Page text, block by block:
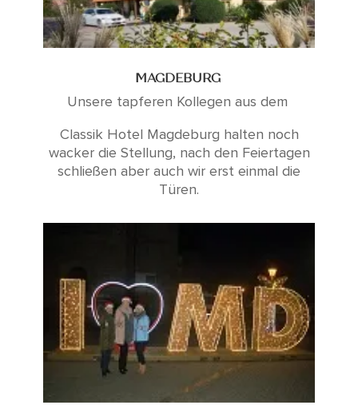
MAGDEBURG
Unsere tapferen Kollegen aus dem
Classik Hotel Magdeburg halten noch
wacker die Stellung, nach den Feiertagen
schließen aber auch wir erst einmal die
Türen.